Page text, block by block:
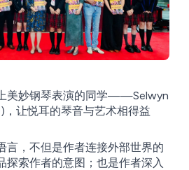
美妙钢琴表演的同学——Selwyn
，让悦耳的琴音与艺术相得益
言，不但是作者连接外部世界的
探索作者的意图；也是作者深入